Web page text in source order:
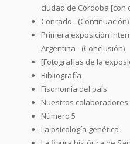
ciudad de Córdoba
Conrado - (Continuación)
Primera exposición
Argentina - (Conclusión)
[Fotografías de la
Bibliografía
Fisonomía del país
Nuestros colaboradores
Número 5
La psicología genética